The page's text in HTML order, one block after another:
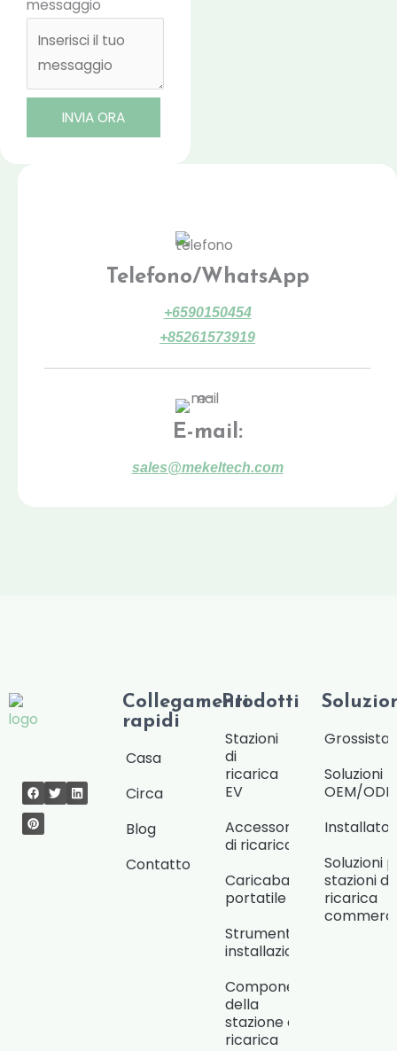
messaggio
INVIA ORA
Telefono/WhatsApp
+6590150454
+85261573919
E-mail:
sales@mekeltech.com
Collegamenti
rapidi
Casa
Circa
Blog
Contatto
Prodotti
Stazioni
di
ricarica
EV
Accessori
di ricarica
Caricabatterie
portatile
Strumenti di
installazione
Componenti
della
stazione di
ricarica
Soluzioni
OEM/ODM
Soluzioni
stazioni di
ricarica